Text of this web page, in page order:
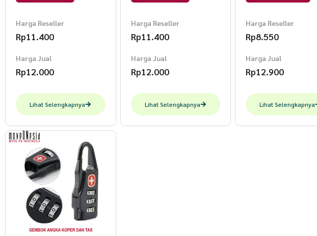
Harga Reseller
Rp11.400
Harga Jual
Rp12.000
Lihat Selengkapnya
Harga Reseller
Rp11.400
Harga Jual
Rp12.000
Lihat Selengkapnya
Harga Reseller
Rp8.550
Harga Jual
Rp12.900
Lihat Selengkapnya